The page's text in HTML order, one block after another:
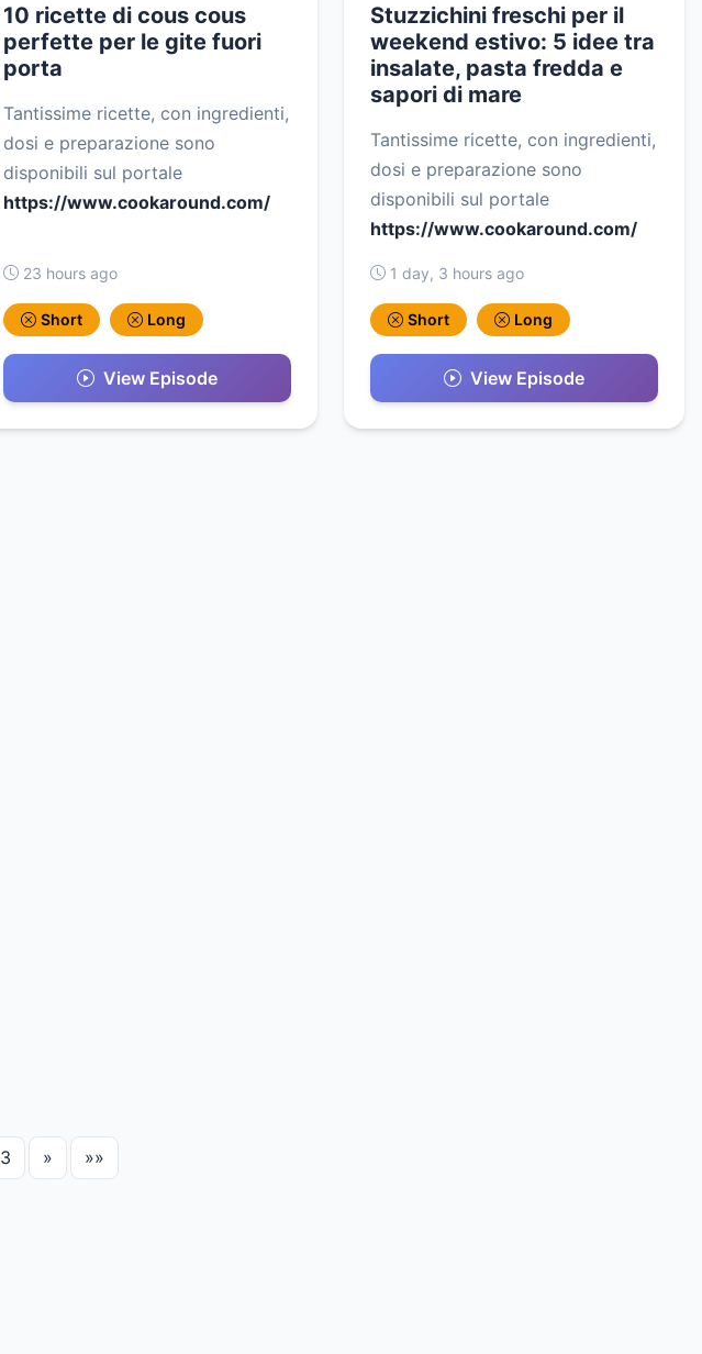
10 ricette di cous cous
perfette per le gite fuori
porta
Tantissime ricette, con ingredienti,
dosi e preparazione sono
disponibili sul portale
https://www.cookaround.com/
23 hours ago
Short Long
View Episode
Stuzzichini freschi per il
weekend estivo: 5 idee tra
insalate, pasta fredda e
sapori di mare
Tantissime ricette, con ingredienti,
dosi e preparazione sono
disponibili sul portale
https://www.cookaround.com/
1 day, 3 hours ago
Short Long
View Episode
3 » »»